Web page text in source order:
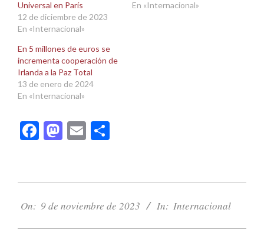
Universal en París
12 de diciembre de 2023
En «Internacional»
En «Internacional»
En 5 millones de euros se
incrementa cooperación de
Irlanda a la Paz Total
13 de enero de 2024
En «Internacional»
Facebook
Mastodon
Email
11-
On: 9 de noviembre de 2023 In: Internacional